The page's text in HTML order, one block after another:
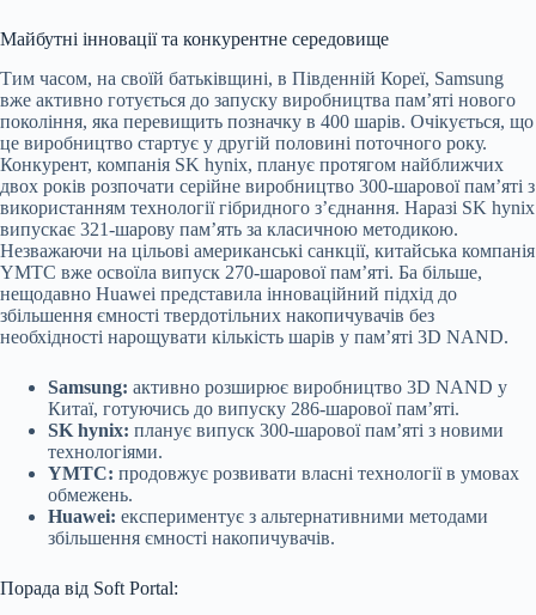
Майбутні інновації та конкурентне середовище
Тим часом, на своїй батьківщині, в Південній Кореї, Samsung
вже активно готується до запуску виробництва пам’яті нового
покоління, яка перевищить позначку в 400 шарів. Очікується, що
це виробництво стартує у другій половині поточного року.
Конкурент, компанія SK hynix, планує протягом найближчих
двох років розпочати серійне виробництво 300-шарової пам’яті з
використанням технології гібридного з’єднання. Наразі SK hynix
випускає 321-шарову пам’ять за класичною методикою.
Незважаючи на цільові американські санкції, китайська компанія
YMTC вже освоїла випуск 270-шарової пам’яті. Ба більше,
нещодавно Huawei представила інноваційний підхід до
збільшення ємності твердотільних накопичувачів без
необхідності нарощувати кількість шарів у пам’яті 3D NAND.
Samsung: активно розширює виробництво 3D NAND у
Китаї, готуючись до випуску 286-шарової пам’яті.
SK hynix: планує випуск 300-шарової пам’яті з новими
технологіями.
YMTC: продовжує розвивати власні технології в умовах
обмежень.
Huawei: експериментує з альтернативними методами
збільшення ємності накопичувачів.
Порада від Soft Portal: